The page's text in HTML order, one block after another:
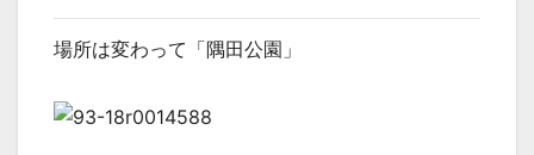
場所は変わって「隅田公園」